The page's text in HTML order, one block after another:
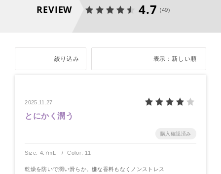
REVIEW 4.7 (49)
絞り込み 表示：新しい順
2025.11.27
とにかく潤う
Size: 4.7mL Color: 11
乾燥を防いで潤い滑らか。嫌な香料もなくノンストレス